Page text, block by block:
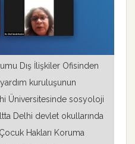
Dış İlişkiler Ofisinden
kuruluşunun
Üniversitesinde sosyoloji
Delhi devlet okullarında
Hakları Koruma